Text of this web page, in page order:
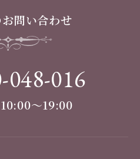
問い合わせ
048-016
〜19:00